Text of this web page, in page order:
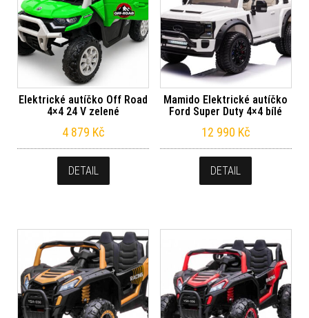
Elektrické autíčko Off Road
4×4 24 V zelené
4 879 Kč
DETAIL
Mamido Elektrické autíčko
Ford Super Duty 4×4 bílé
12 990 Kč
DETAIL